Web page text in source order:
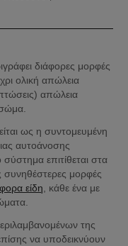
διάφορες μορφές
ολική απώλεια
απώλεια
ως η συντομευμένη
αυτοάνοσης
επιτίθεται στα
συνηθέστερες μορφές
είδη , κάθε ένα με
να υποδεικνύουν